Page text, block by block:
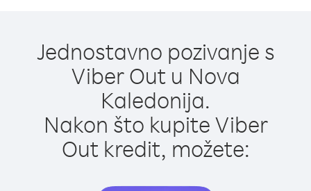
Jednostavno pozivanje s
Viber Out u Nova
Kaledonija.
Nakon što kupite Viber
Out kredit, možete: